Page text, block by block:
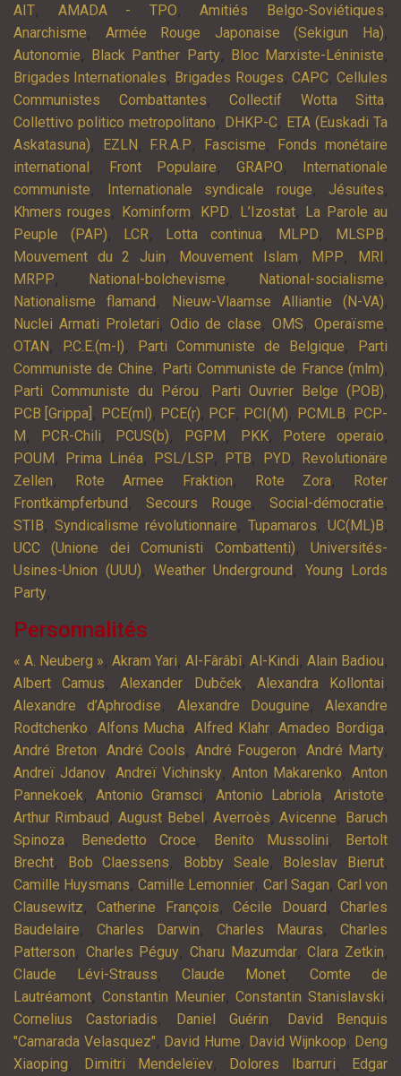
AIT, AMADA - TPO,Amitiés Belgo-Soviétiques,
Anarchisme, Armée Rouge Japonaise (Sekigun Ha),
Autonomie, Black Panther Party, Bloc Marxiste-Léniniste,
Brigades Internationales, Brigades Rouges, CAPC,Cellules
Communistes Combattantes, Collectif Wotta Sitta,
Collettivo politico metropolitano, DHKP-C, ETA (Euskadi Ta
Askatasuna), EZLN , F.R.A.P, Fascisme,
Fonds monétaire
international , Front Populaire, GRAPO,
Internationale
communiste, Internationale syndicale rouge, Jésuites,
Khmers rouges, Kominform, KPD, L’Izostat, La Parole au
Peuple (PAP), LCR, Lotta continua, MLPD, MLSPB,
Mouvement du 2 Juin, Mouvement Islam, MPP, MRI ,
MRPP, National-bolchevisme, National-socialisme,
Nationalisme flamand , Nieuw-Vlaamse Alliantie (N-VA),
Nuclei Armati Proletari, Odio de clase,OMS,Operaïsme,
OTAN , P.C.E.(m-l), Parti Communiste de Belgique,
Parti
Communiste de Chine, Parti Communiste de France (mlm),
Parti Communiste du Pérou, Parti Ouvrier Belge (POB),
PCB [Grippa] , PCE(ml), PCE(r), PCF, PCI(M), PCMLB, PCP-
M , PCR-Chili, PCUS(b), PGPM , PKK, Potere operaio,
POUM , Prima Linéa, PSL/LSP, PTB, PYD,
Revolutionäre
Zellen, Rote Armee Fraktion, Rote Zora,
Roter
Frontkämpferbund , Secours Rouge, Social-démocratie,
STIB, Syndicalisme révolutionnaire, Tupamaros, UC(ML)B,
UCC (Unione dei Comunisti Combattenti),Universités-
Usines-Union (UUU), Weather Underground ,Young Lords
Party,
Personnalités
« A. Neuberg », Akram Yari, Al-Fârâbî, Al-Kindi, Alain Badiou,
Albert Camus,Alexander Dubček, Alexandra Kollontai,
Alexandre d’Aphrodise, Alexandre Douguine, Alexandre
Rodtchenko, Alfons Mucha,Alfred Klahr,Amadeo Bordiga,
André Breton, André Cools, André Fougeron, André Marty,
Andreï Jdanov, Andreï Vichinsky, Anton Makarenko, Anton
Pannekoek,Antonio Gramsci, Antonio Labriola,Aristote,
Arthur Rimbaud ,August Bebel , Averroès, Avicenne, Baruch
Spinoza, Benedetto Croce, Benito Mussolini,
Bertolt
Brecht, Bob Claessens, Bobby Seale, Boleslav Bierut,
Camille Huysmans,Camille Lemonnier, Carl Sagan, Carl von
Clausewitz,Catherine François,Cécile Douard ,Charles
Baudelaire, Charles Darwin, Charles Mauras, Charles
Patterson, Charles Péguy,Charu Mazumdar,Clara Zetkin,
Claude Lévi-Strauss,Claude Monet,Comte de
Lautréamont, Constantin Meunier,Constantin Stanislavski,
Cornelius Castoriadis, Daniel Guérin,
David Benquis
"Camarada Velasquez", David Hume, David Wijnkoop, Deng
Xiaoping, Dimitri Mendeleïev, Dolores Ibarruri,
Edgar